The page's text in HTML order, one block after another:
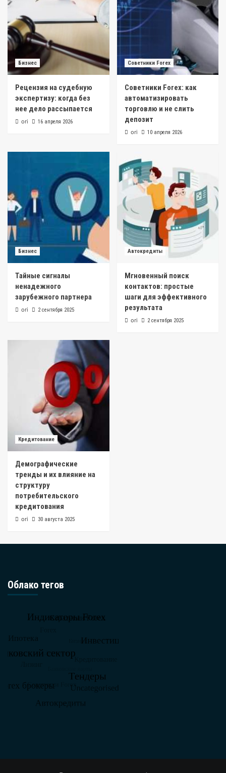
Бизнес
Рецензия на судебную
экспертизу: когда без
нее дело рассыпается
ori 16 апреля 2026
Советники Forex
Советники Forex: как
автоматизировать
торговлю и не слить
депозит
ori 10 апреля 2026
Бизнес
Тайные сигналы
ненадежного
зарубежного партнера
ori 2 сентября 2025
Автокредиты
Мгновенный поиск
контактов: простые
шаги для эффективного
результата
ori 2 сентября 2025
Кредитование
Демографические
тренды и их влияние на
структуру
потребительского
кредитования
ori 30 августа 2025
Облако тегов